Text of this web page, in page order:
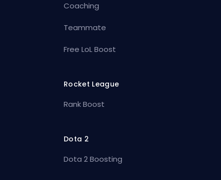
Coaching
Teammate
Free LoL Boost
Rocket League
Rank Boost
Dota 2
Dota 2 Boosting